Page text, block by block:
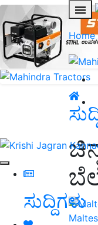
Home
ಸುದ್ದಿಗಳು